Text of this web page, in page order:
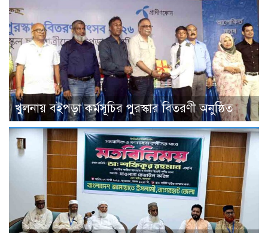
খুলনায় বইপড়া কর্মসূচির পুরস্কার বিতরণী অনুষ্ঠিত